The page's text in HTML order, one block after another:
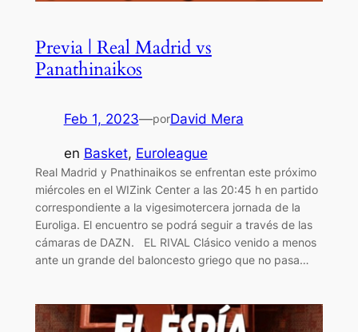
Previa | Real Madrid vs
Panathinaikos
Feb 1, 2023—porDavid Mera
en Basket, Euroleague
Real Madrid y Pnathinaikos se enfrentan este próximo
miércoles en el WIZink Center a las 20:45 h en partido
correspondiente a la vigesimotercera jornada de la
Euroliga. El encuentro se podrá seguir a través de las
cámaras de DAZN. EL RIVAL Clásico venido a menos
ante un grande del baloncesto griego que no pasa…